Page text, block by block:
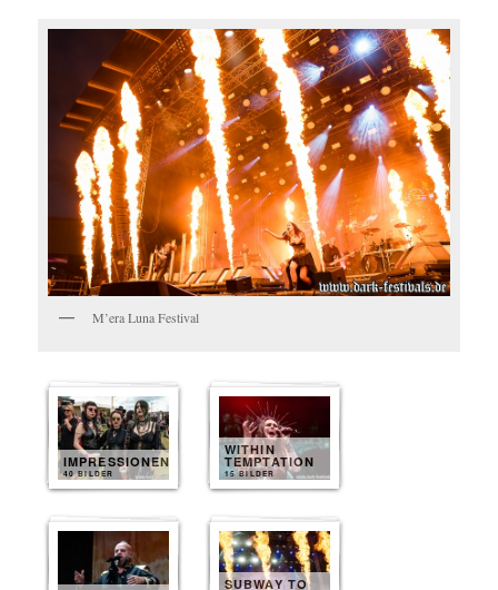
M’era Luna Festival
IMPRESSIONEN
40 BILDER
WITHIN
TEMPTATION
15 BILDER
SUBWAY TO